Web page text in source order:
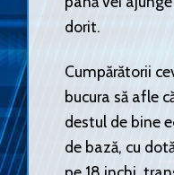
dorit.
Cumpărătorii
bucura să afle
destul de bine
de bază, cu